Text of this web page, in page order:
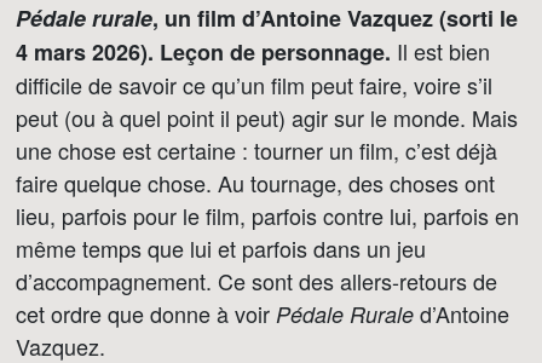
Pédale rurale, un film d’Antoine Vazquez (sorti le
4 mars 2026). Leçon de personnage. Il est bien
difficile de savoir ce qu’un film peut faire, voire s’il
peut (ou à quel point il peut) agir sur le monde. Mais
une chose est certaine : tourner un film, c’est déjà
faire quelque chose. Au tournage, des choses ont
lieu, parfois pour le film, parfois contre lui, parfois en
même temps que lui et parfois dans un jeu
d’accompagnement. Ce sont des allers-retours de
cet ordre que donne à voir Pédale Rurale d’Antoine
Vazquez.